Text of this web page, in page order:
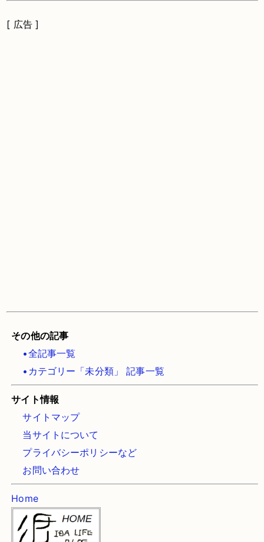
[ 広告 ]
その他の記事
•全記事一覧
•カテゴリー「未分類」 記事一覧
サイト情報
サイトマップ
当サイトについて
プライバシーポリシーなど
お問い合わせ
Home